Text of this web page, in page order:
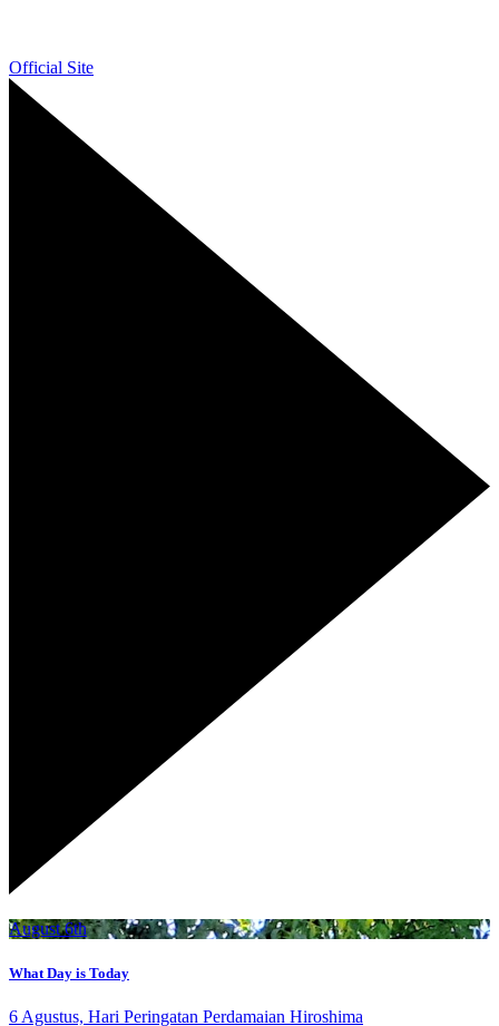
Official Site
August 6th
What Day is Today
6 Agustus, Hari Peringatan Perdamaian Hiroshima